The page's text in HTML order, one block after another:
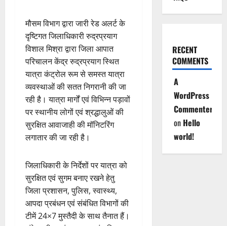
मौसम विभाग द्वारा जारी रेड अलर्ट के
दृष्टिगत जिलाधिकारी रुद्रप्रयाग
विशाल मिश्रा द्वारा जिला आपात
परिचालन केंद्र रुद्रप्रयाग स्थित
यात्रा कंट्रोल रूम से समस्त यात्रा
व्यवस्थाओं की सतत निगरानी की जा
रही है। यात्रा मार्गों एवं विभिन्न पड़ावों
पर स्थानीय लोगों एवं श्रद्धालुओं की
सुरक्षित आवाजाही की मॉनिटरिंग
लगातार की जा रही है।
जिलाधिकारी के निर्देशों पर यात्रा को
सुरक्षित एवं सुगम बनाए रखने हेतु
जिला प्रशासन, पुलिस, स्वास्थ्य,
आपदा प्रबंधन एवं संबंधित विभागों की
टीमें 24×7 मुस्तैदी के साथ तैनात हैं।
RECENT
COMMENTS
A
WordPress
Commenter
on Hello
world!